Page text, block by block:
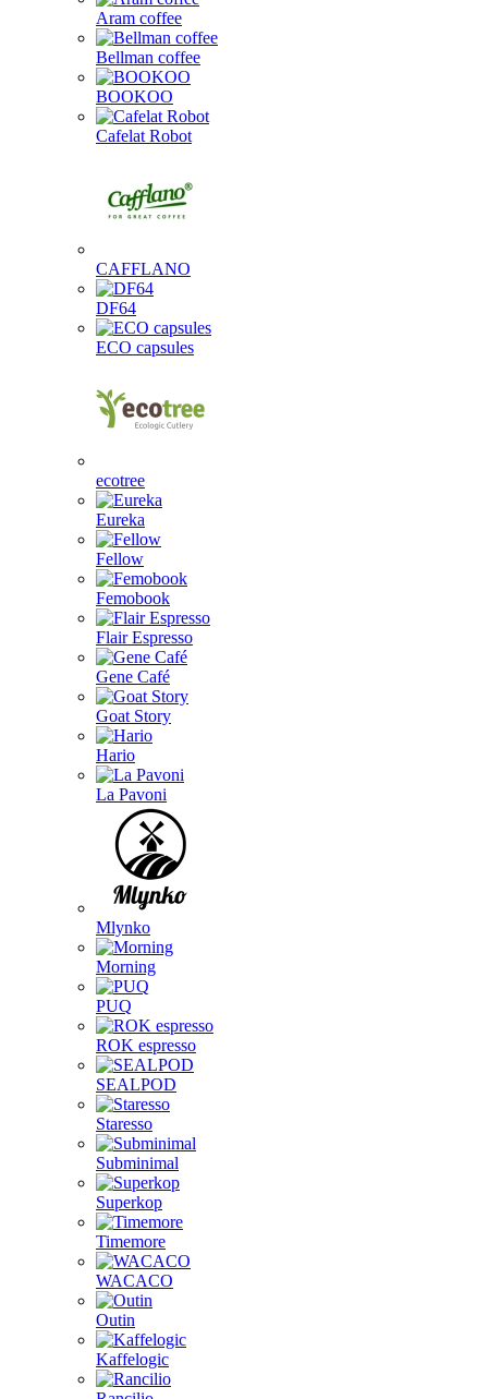
Aram coffee
Bellman coffee
BOOKOO
Cafelat Robot
CAFFLANO
DF64
ECO capsules
ecotree
Eureka
Fellow
Femobook
Flair Espresso
Gene Café
Goat Story
Hario
La Pavoni
Mlynko
Morning
PUQ
ROK espresso
SEALPOD
Staresso
Subminimal
Superkop
Timemore
WACACO
Outin
Kaffelogic